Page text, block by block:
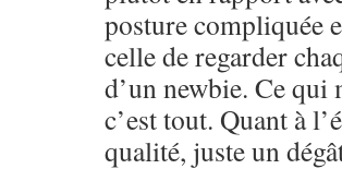
posture compliquée
celle de regarder
d’un newbie. Ce qui
c’est tout. Quant à
qualité, juste un